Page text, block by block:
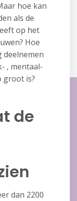
hoe kan
als de
op het
Hoe
deelnemen
, mentaal-
groot is?
de
dan 2200